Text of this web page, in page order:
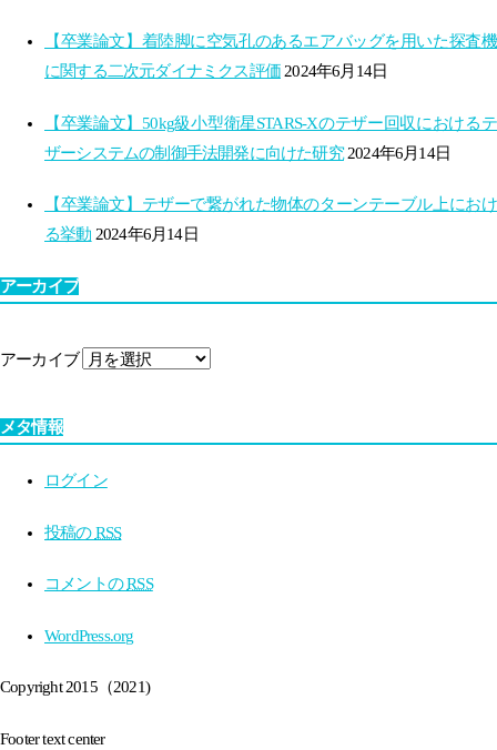
【卒業論文】着陸脚に空気孔のあるエアバッグを用いた探査機
に関する二次元ダイナミクス評価 2024年6月14日
【卒業論文】50kg級小型衛星STARS-Xのテザー回収におけるテ
ザーシステムの制御手法開発に向けた研究 2024年6月14日
【卒業論文】テザーで繋がれた物体のターンテーブル上におけ
る挙動 2024年6月14日
アーカイブ
アーカイブ
メタ情報
ログイン
投稿のRSS
コメントのRSS
WordPress.org
Copyright 2015（2021)
Footer text center